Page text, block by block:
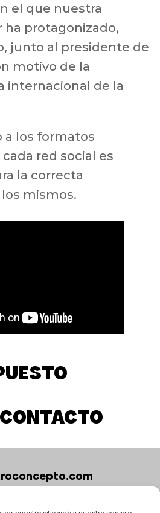
el que nuestra
ha protagonizado,
junto al presidente de
motivo de la
internacional de la
a los formatos
red social es
la correcta
mismos.
CONTACTO
619 97 67 58